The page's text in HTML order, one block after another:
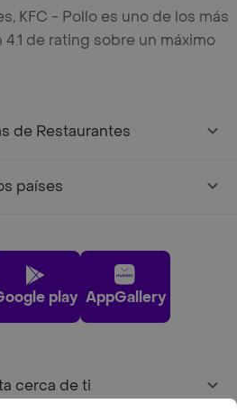
KFC - Pollo es uno de los más
de rating sobre un máximo
de Restaurantes
países
play AppGallery
cerca de ti